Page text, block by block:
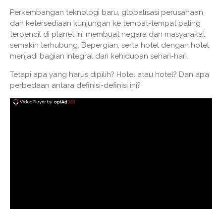
Perkembangan teknologi baru, globalisasi perusahaan
dan ketersediaan kunjungan ke tempat-tempat paling
terpencil di planet ini membuat negara dan masyarakat
semakin terhubung. Bepergian, serta hotel dengan hotel,
menjadi bagian integral dari kehidupan sehari-hari.
Tetapi apa yang harus dipilih? Hotel atau hotel? Dan apa
perbedaan antara definisi-definisi ini?